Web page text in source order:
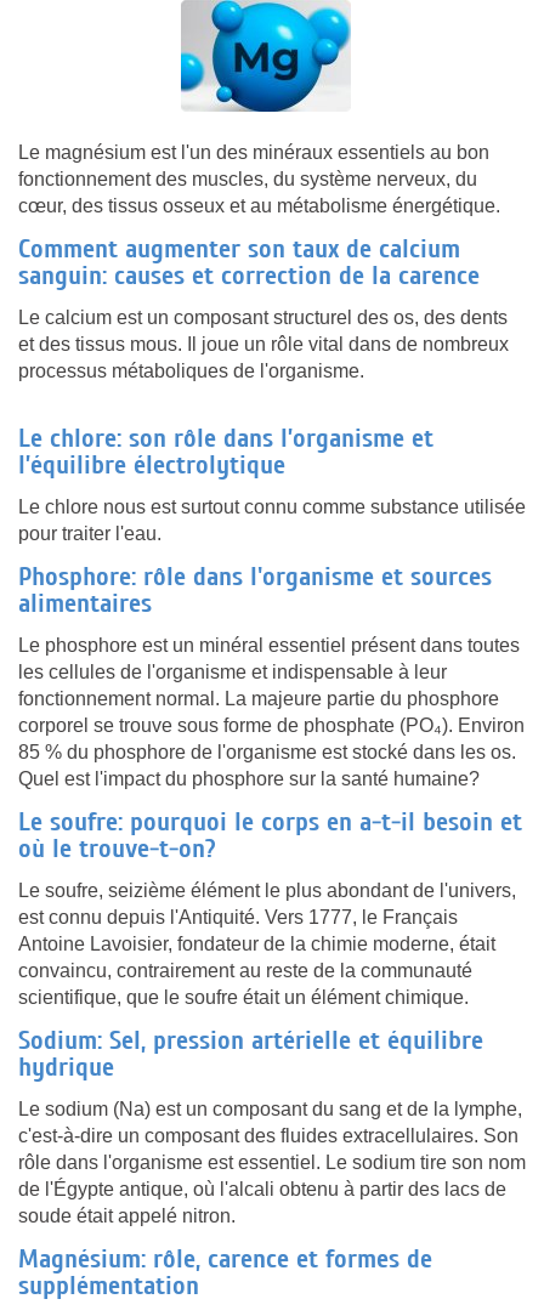
Le magnésium est l'un des minéraux essentiels au bon
fonctionnement des muscles, du système nerveux, du
cœur, des tissus osseux et au métabolisme énergétique.
Comment augmenter son taux de calcium
sanguin: causes et correction de la carence
Le calcium est un composant structurel des os, des dents
et des tissus mous. Il joue un rôle vital dans de nombreux
processus métaboliques de l'organisme.
Le chlore: son rôle dans l’organisme et
l’équilibre électrolytique
Le chlore nous est surtout connu comme substance utilisée
pour traiter l'eau.
Phosphore: rôle dans l'organisme et sources
alimentaires
Le phosphore est un minéral essentiel présent dans toutes
les cellules de l'organisme et indispensable à leur
fonctionnement normal. La majeure partie du phosphore
corporel se trouve sous forme de phosphate (PO₄). Environ
85 % du phosphore de l'organisme est stocké dans les os.
Quel est l'impact du phosphore sur la santé humaine?
Le soufre: pourquoi le corps en a-t-il besoin et
où le trouve-t-on?
Le soufre, seizième élément le plus abondant de l'univers,
est connu depuis l'Antiquité. Vers 1777, le Français
Antoine Lavoisier, fondateur de la chimie moderne, était
convaincu, contrairement au reste de la communauté
scientifique, que le soufre était un élément chimique.
Sodium: Sel, pression artérielle et équilibre
hydrique
Le sodium (Na) est un composant du sang et de la lymphe,
c'est-à-dire un composant des fluides extracellulaires. Son
rôle dans l'organisme est essentiel. Le sodium tire son nom
de l'Égypte antique, où l'alcali obtenu à partir des lacs de
soude était appelé nitron.
Magnésium: rôle, carence et formes de
supplémentation